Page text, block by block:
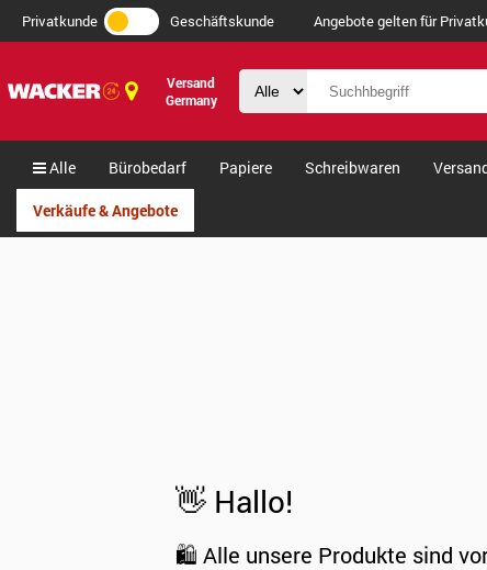
Privatkunde Geschäftskunde Angebote gelten für
Versand
Germany
Alle Bürobedarf Papiere Schreibwaren
Verkäufe & Angebote
👋 Hallo!
🛍️ Alle unsere Produkte sind